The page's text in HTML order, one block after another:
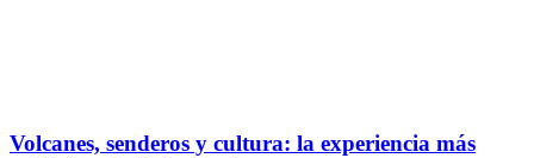
Volcanes, senderos y cultura: la experiencia más